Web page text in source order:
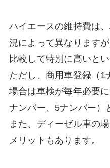
ハイエースの維持費は
況によって異なります
比較して特別に高いと
ただし、商用車登録（1
場合は車検が毎年必要
ナンバー、5ナンバー）
また、ディーゼル車の
メリットもあります。